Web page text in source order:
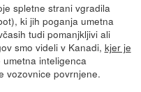
spletne strani vgradila
ki jih poganja umetna
tudi pomanjkljivi ali
smo videli v Kanadi, kjer je
umetna inteligenca
vozovnice povrnjene.